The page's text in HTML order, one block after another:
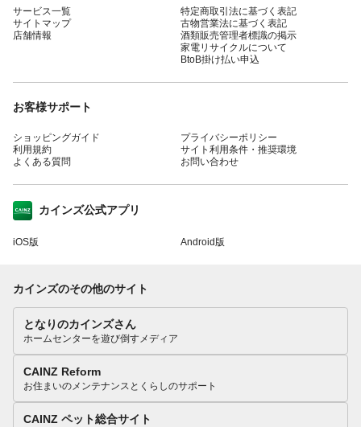
サービス一覧
サイトマップ
店舗情報
特定商取引法に基づく表記
古物営業法に基づく表記
酒類販売管理者標識の掲示
家電リサイクルについて
BtoB掛け払い申込
お客様サポート
ショッピングガイド
利用規約
よくある質問
プライバシーポリシー
サイト利用条件・推奨環境
お問い合わせ
カインズ公式アプリ
iOS版 Android版
カインズのその他のサイト
となりのカインズさん
ホームセンターを遊び倒すメディア
CAINZ Reform
お住まいのメンテナンスとくらしのサポート
CAINZ ペット総合サイト